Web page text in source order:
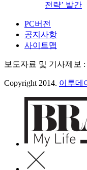
전략’ 발간
PC버전
공지사항
사이트맵
보도자료 및 기사제보 :
Copyright 2014. 이투데